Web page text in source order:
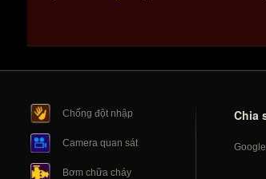
Chống đột nhập
Camera quan sát
Bơm chữa cháy
Chia